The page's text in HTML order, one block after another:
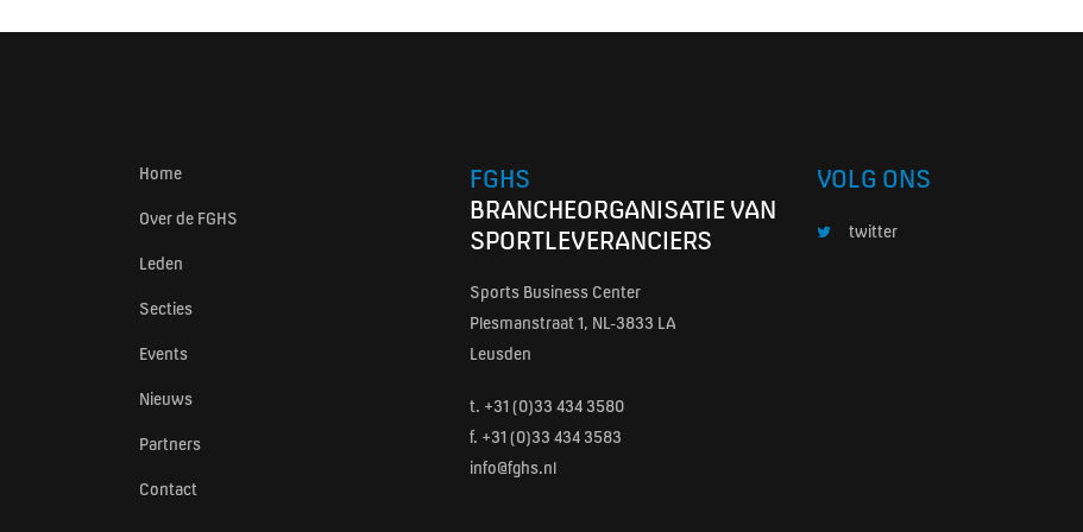
Home
Over de FGHS
Leden
Secties
Events
Nieuws
Partners
Contact
FGHS
BRANCHEORGANISATIE VAN
SPORTLEVERANCIERS
Sports Business Center
Plesmanstraat 1, NL-3833 LA
Leusden
t. +31 (0)33 434 3580
f. +31 (0)33 434 3583
info@fghs.nl
VOLG ONS
twitter